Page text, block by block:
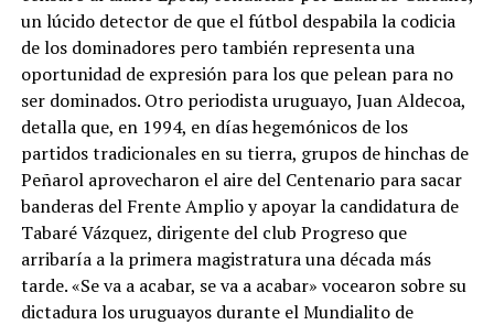
un lúcido detector de que el fútbol despabila la codicia
de los dominadores pero también representa una
oportunidad de expresión para los que pelean para no
ser dominados. Otro periodista uruguayo, Juan Aldecoa,
detalla que, en 1994, en días hegemónicos de los
partidos tradicionales en su tierra, grupos de hinchas de
Peñarol aprovecharon el aire del Centenario para sacar
banderas del Frente Amplio y apoyar la candidatura de
Tabaré Vázquez, dirigente del club Progreso que
arribaría a la primera magistratura una década más
tarde. «Se va a acabar, se va a acabar» vocearon sobre su
dictadura los uruguayos durante el Mundialito de